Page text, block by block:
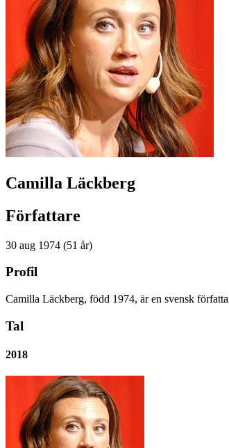
Camilla Läckberg
Författare
30 aug 1974 (51 år)
Profil
​Camilla Läckberg, född 1974, är en svensk
Tal
2018